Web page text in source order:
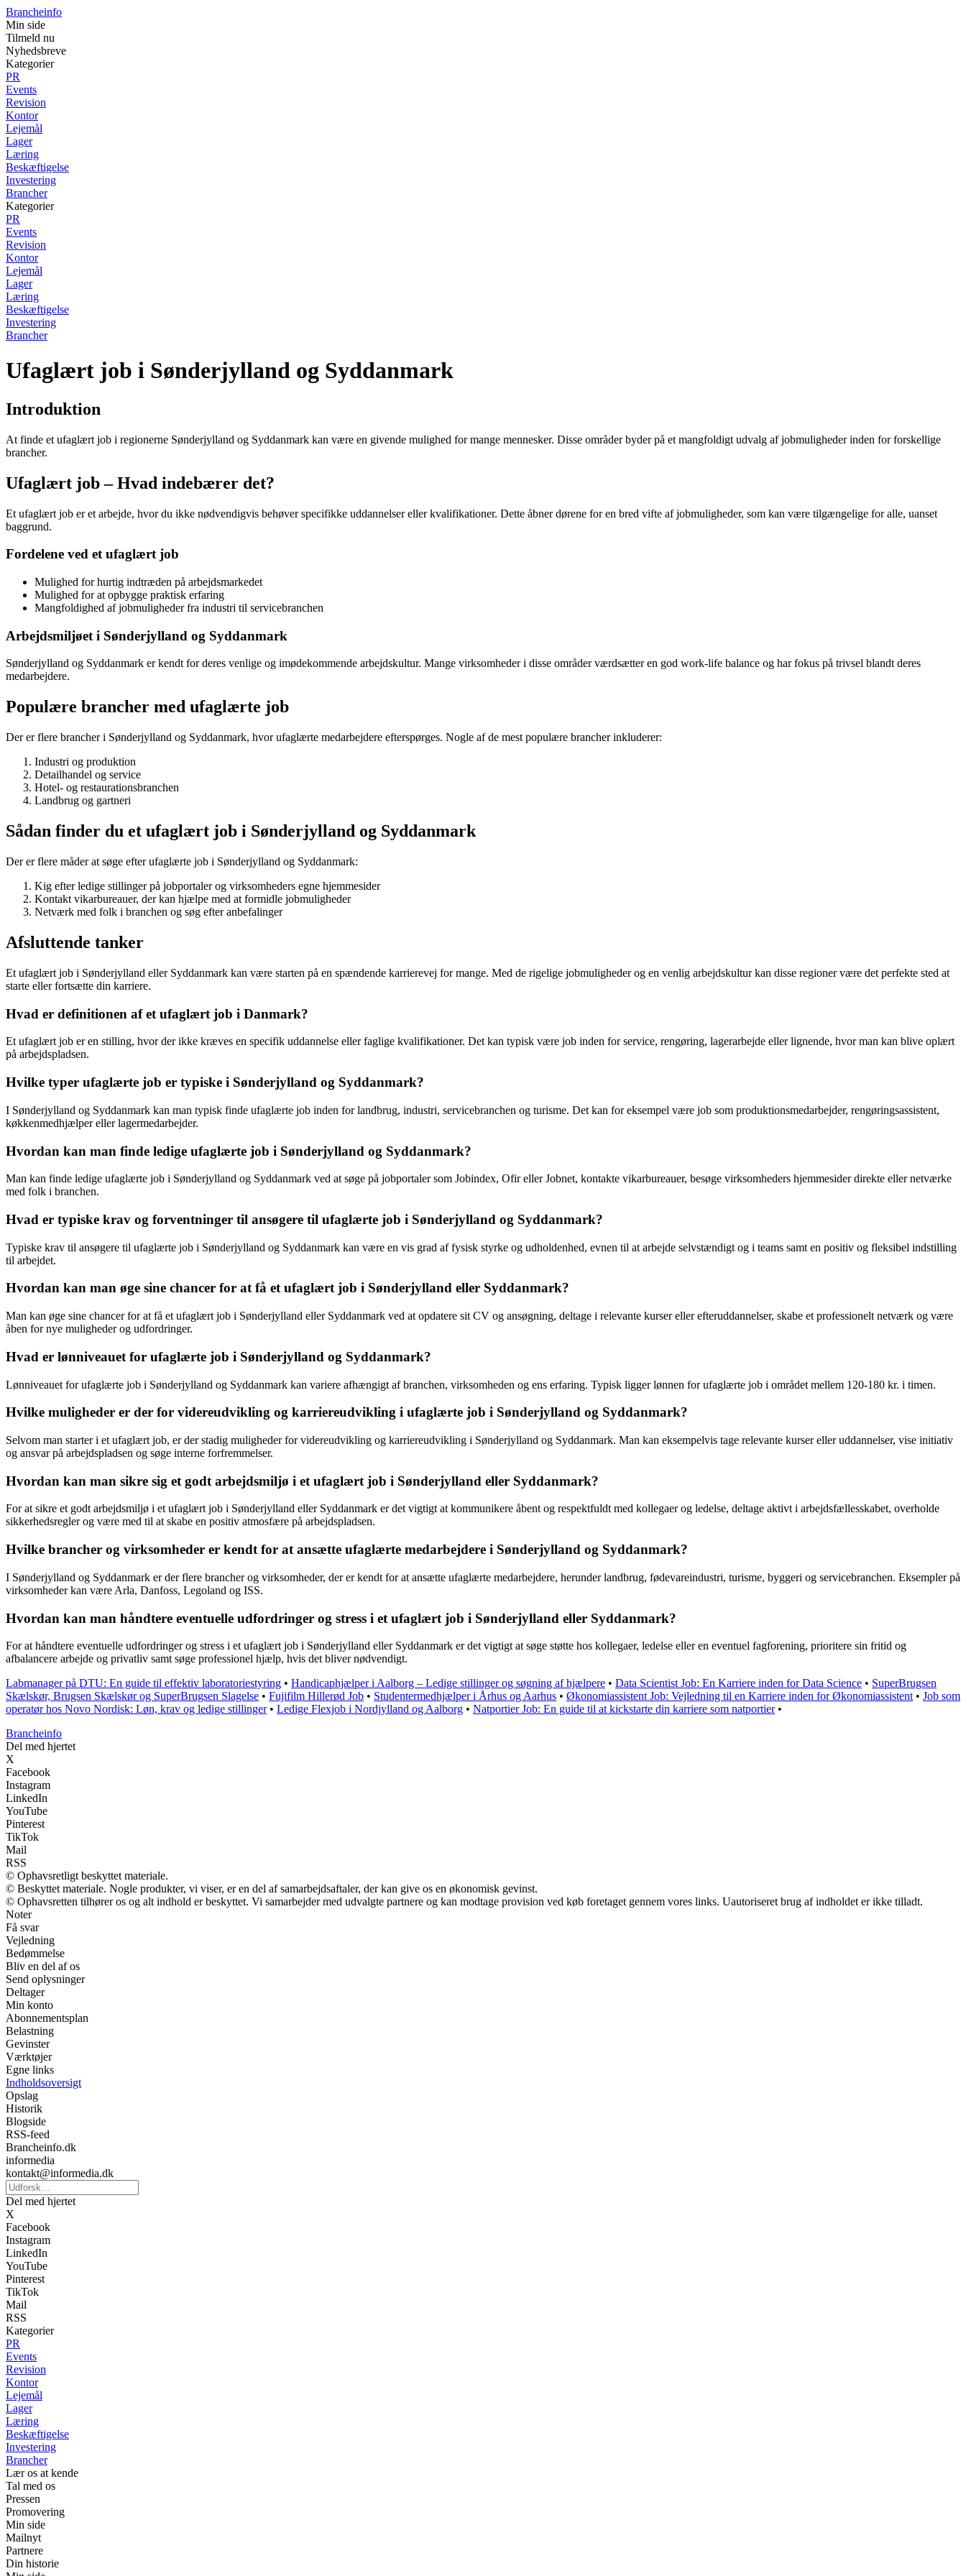
Brancheinfo
Min side
Tilmeld nu
Nyhedsbreve
Kategorier
PR
Events
Revision
Kontor
Lejemål
Lager
Læring
Beskæftigelse
Investering
Brancher
Kategorier
PR
Events
Revision
Kontor
Lejemål
Lager
Læring
Beskæftigelse
Investering
Brancher
Ufaglært job i Sønderjylland og Syddanmark
Introduktion
At finde et ufaglært job i regionerne Sønderjylland og Syddanmark kan være en givende mulighed for mange mennesker. Disse områder byder på et mangfoldigt udvalg af jobmuligheder inden for forskellige
brancher.
Ufaglært job – Hvad indebærer det?
Et ufaglært job er et arbejde, hvor du ikke nødvendigvis behøver specifikke uddannelser eller kvalifikationer. Dette åbner dørene for en bred vifte af jobmuligheder, som kan være tilgængelige for alle, uanset
baggrund.
Fordelene ved et ufaglært job
Mulighed for hurtig indtræden på arbejdsmarkedet
Mulighed for at opbygge praktisk erfaring
Mangfoldighed af jobmuligheder fra industri til servicebranchen
Arbejdsmiljøet i Sønderjylland og Syddanmark
Sønderjylland og Syddanmark er kendt for deres venlige og imødekommende arbejdskultur. Mange virksomheder i disse områder værdsætter en god work-life balance og har fokus på trivsel blandt deres
medarbejdere.
Populære brancher med ufaglærte job
Der er flere brancher i Sønderjylland og Syddanmark, hvor ufaglærte medarbejdere efterspørges. Nogle af de mest populære brancher inkluderer:
Industri og produktion
Detailhandel og service
Hotel- og restaurationsbranchen
Landbrug og gartneri
Sådan finder du et ufaglært job i Sønderjylland og Syddanmark
Der er flere måder at søge efter ufaglærte job i Sønderjylland og Syddanmark:
Kig efter ledige stillinger på jobportaler og virksomheders egne hjemmesider
Kontakt vikarbureauer, der kan hjælpe med at formidle jobmuligheder
Netværk med folk i branchen og søg efter anbefalinger
Afsluttende tanker
Et ufaglært job i Sønderjylland eller Syddanmark kan være starten på en spændende karrierevej for mange. Med de rigelige jobmuligheder og en venlig arbejdskultur kan disse regioner være det perfekte sted at
starte eller fortsætte din karriere.
Hvad er definitionen af et ufaglært job i Danmark?
Et ufaglært job er en stilling, hvor der ikke kræves en specifik uddannelse eller faglige kvalifikationer. Det kan typisk være job inden for service, rengøring, lagerarbejde eller lignende, hvor man kan blive oplært
på arbejdspladsen.
Hvilke typer ufaglærte job er typiske i Sønderjylland og Syddanmark?
I Sønderjylland og Syddanmark kan man typisk finde ufaglærte job inden for landbrug, industri, servicebranchen og turisme. Det kan for eksempel være job som produktionsmedarbejder, rengøringsassistent,
køkkenmedhjælper eller lagermedarbejder.
Hvordan kan man finde ledige ufaglærte job i Sønderjylland og Syddanmark?
Man kan finde ledige ufaglærte job i Sønderjylland og Syddanmark ved at søge på jobportaler som Jobindex, Ofir eller Jobnet, kontakte vikarbureauer, besøge virksomheders hjemmesider direkte eller netværke
med folk i branchen.
Hvad er typiske krav og forventninger til ansøgere til ufaglærte job i Sønderjylland og Syddanmark?
Typiske krav til ansøgere til ufaglærte job i Sønderjylland og Syddanmark kan være en vis grad af fysisk styrke og udholdenhed, evnen til at arbejde selvstændigt og i teams samt en positiv og fleksibel indstilling
til arbejdet.
Hvordan kan man øge sine chancer for at få et ufaglært job i Sønderjylland eller Syddanmark?
Man kan øge sine chancer for at få et ufaglært job i Sønderjylland eller Syddanmark ved at opdatere sit CV og ansøgning, deltage i relevante kurser eller efteruddannelser, skabe et professionelt netværk og være
åben for nye muligheder og udfordringer.
Hvad er lønniveauet for ufaglærte job i Sønderjylland og Syddanmark?
Lønniveauet for ufaglærte job i Sønderjylland og Syddanmark kan variere afhængigt af branchen, virksomheden og ens erfaring. Typisk ligger lønnen for ufaglærte job i området mellem 120-180 kr. i timen.
Hvilke muligheder er der for videreudvikling og karriereudvikling i ufaglærte job i Sønderjylland og Syddanmark?
Selvom man starter i et ufaglært job, er der stadig muligheder for videreudvikling og karriereudvikling i Sønderjylland og Syddanmark. Man kan eksempelvis tage relevante kurser eller uddannelser, vise initiativ
og ansvar på arbejdspladsen og søge interne forfremmelser.
Hvordan kan man sikre sig et godt arbejdsmiljø i et ufaglært job i Sønderjylland eller Syddanmark?
For at sikre et godt arbejdsmiljø i et ufaglært job i Sønderjylland eller Syddanmark er det vigtigt at kommunikere åbent og respektfuldt med kollegaer og ledelse, deltage aktivt i arbejdsfællesskabet, overholde
sikkerhedsregler og være med til at skabe en positiv atmosfære på arbejdspladsen.
Hvilke brancher og virksomheder er kendt for at ansætte ufaglærte medarbejdere i Sønderjylland og Syddanmark?
I Sønderjylland og Syddanmark er der flere brancher og virksomheder, der er kendt for at ansætte ufaglærte medarbejdere, herunder landbrug, fødevareindustri, turisme, byggeri og servicebranchen. Eksempler på
virksomheder kan være Arla, Danfoss, Legoland og ISS.
Hvordan kan man håndtere eventuelle udfordringer og stress i et ufaglært job i Sønderjylland eller Syddanmark?
For at håndtere eventuelle udfordringer og stress i et ufaglært job i Sønderjylland eller Syddanmark er det vigtigt at søge støtte hos kollegaer, ledelse eller en eventuel fagforening, prioritere sin fritid og
afbalancere arbejde og privatliv samt søge professionel hjælp, hvis det bliver nødvendigt.
Labmanager på DTU: En guide til effektiv laboratoriestyring • Handicaphjælper i Aalborg – Ledige stillinger og søgning af hjælpere • Data Scientist Job: En Karriere inden for Data Science • SuperBrugsen
Skælskør, Brugsen Skælskør og SuperBrugsen Slagelse • Fujifilm Hillerød Job • Studentermedhjælper i Århus og Aarhus • Økonomiassistent Job: Vejledning til en Karriere inden for Økonomiassistent • Job som
operatør hos Novo Nordisk: Løn, krav og ledige stillinger• Ledige Flexjob i Nordjylland og Aalborg • Natportier Job: En guide til at kickstarte din karriere som natportier•
Brancheinfo
Del med hjertet
X
Facebook
Instagram
LinkedIn
YouTube
Pinterest
TikTok
Mail
RSS
© Ophavsretligt beskyttet materiale.
© Beskyttet materiale. Nogle produkter, vi viser, er en del af samarbejdsaftaler, der kan give os en økonomisk gevinst.
© Ophavsretten tilhører os og alt indhold er beskyttet. Vi samarbejder med udvalgte partnere og kan modtage provision ved køb foretaget gennem vores links. Uautoriseret brug af indholdet er ikke tilladt.
Noter
Få svar
Vejledning
Bedømmelse
Bliv en del af os
Send oplysninger
Deltager
Min konto
Abonnementsplan
Belastning
Gevinster
Værktøjer
Egne links
Indholdsoversigt
Opslag
Historik
Blogside
RSS-feed
Brancheinfo.dk
informedia
kontakt@informedia.dk
Del med hjertet
X
Facebook
Instagram
LinkedIn
YouTube
Pinterest
TikTok
Mail
RSS
Kategorier
PR
Events
Revision
Kontor
Lejemål
Lager
Læring
Beskæftigelse
Investering
Brancher
Lær os at kende
Tal med os
Pressen
Promovering
Min side
Mailnyt
Partnere
Din historie